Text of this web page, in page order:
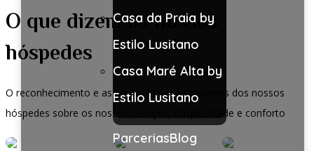
Casa da Praia by
Estilo Lusitano
Casa Maré Alta by
Estilo Lusitano
ParceriasBlog
O que dizem os nossos
hóspedes
O reconhecimento e as avaliações mais recentes dos nossos
hóspedes sobre os nossos serviços, hospitalidade e conforto